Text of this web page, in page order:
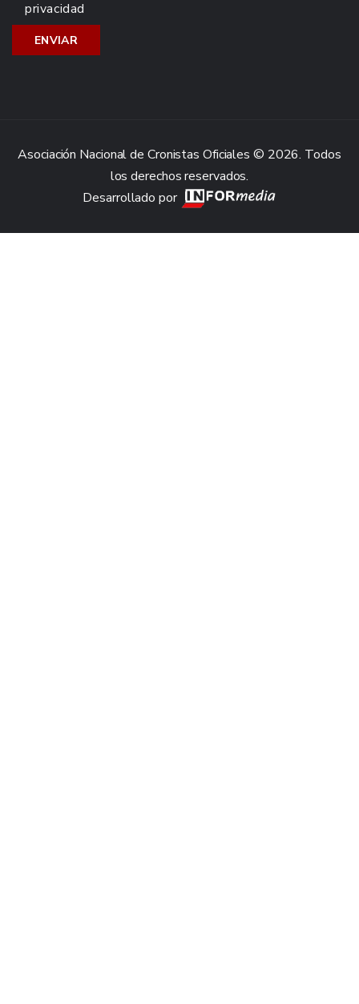
privacidad
Asociación Nacional de Cronistas Oficiales © 2026. Todos
los derechos reservados.
Desarrollado por